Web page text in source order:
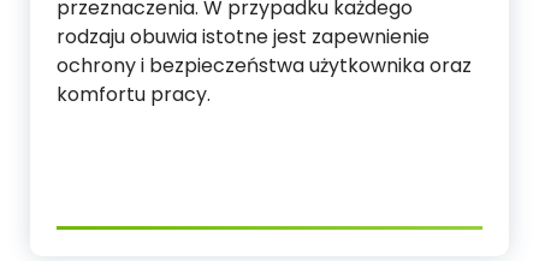
przeznaczenia. W przypadku każdego
rodzaju obuwia istotne jest zapewnienie
ochrony i bezpieczeństwa użytkownika oraz
komfortu pracy.